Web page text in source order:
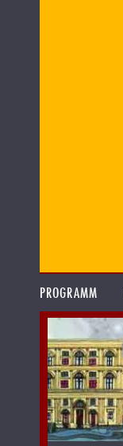
PROGRAMM